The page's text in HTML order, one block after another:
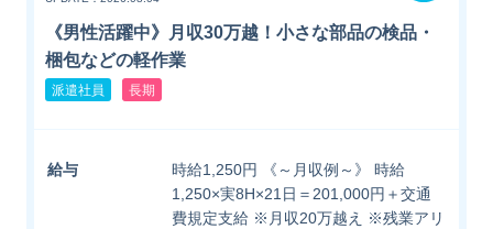
《男性活躍中》月収30万越！小さな部品の検品・
梱包などの軽作業
派遣社員 長期
給与
時給1,250円 《～月収例～》 時給
1,250×実8H×21日＝201,000円＋交通
費規定支給 ※月収20万越え ※残業アリ